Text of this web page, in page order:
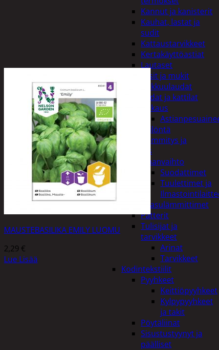
Kannut ja kanisterit
Kauhat, lastat ja
sudit
Kattaustarvikkeet
Kertakäyttöastiat
Lautaset
Lasit ja mukit
Leikkuulaudat
Padat ja kattilat
Tiskaus
Säilöntä
Kodin lämmitys ja
tuuletus
Ilmanvaihto
Suodattimet
Tuulettimet ja
Kaasulämmittimet
Patterit
Tulisijat ja
tarvikkeet
Arinat
Tarvikkeet
Kodintekstiilit
Pyyhkeet
Keittiöpyyhkeet
Kylpypyyhkeet
ja takit
Pöytäliinat
Sisustustyynyt ja
päälliset
MAUSTEBASILIKA EMILY LUOMU
2,29 €
Lue Lisää